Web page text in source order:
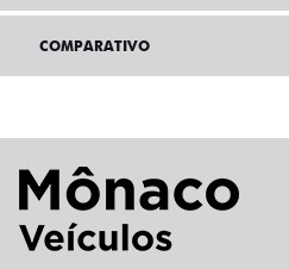
COMPARATIVO